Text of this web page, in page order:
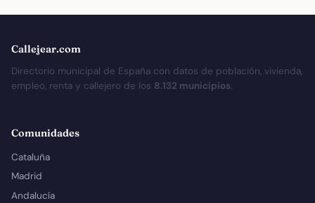
Callejear.com
Directorio municipal de España con datos de población, vivienda,
empleo, renta y callejero de los 8.132 municipios.
Comunidades
Cataluña
Madrid
Andalucía